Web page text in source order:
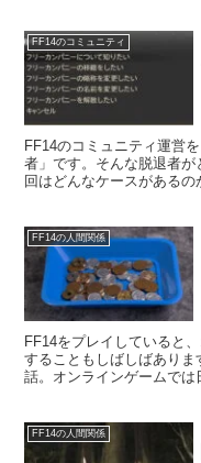
FF14のコミュニティ
FF14のコミュニティ運営
者」です。そんな脱退者
回はどんなケースがある
FF14の人間関係
FF14をプレイしていると
することもしばしばあり
話。オンラインゲームで
FF14の人間関係